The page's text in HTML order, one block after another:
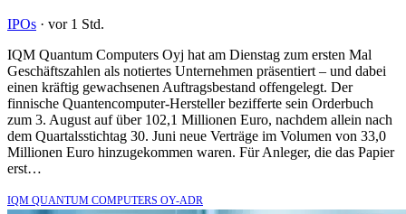
IPOs · vor 1 Std.
IQM Quantum Computers Oyj hat am Dienstag zum ersten Mal
Geschäftszahlen als notiertes Unternehmen präsentiert – und dabei
einen kräftig gewachsenen Auftragsbestand offengelegt. Der
finnische Quantencomputer-Hersteller bezifferte sein Orderbuch
zum 3. August auf über 102,1 Millionen Euro, nachdem allein nach
dem Quartalsstichtag 30. Juni neue Verträge im Volumen von 33,0
Millionen Euro hinzugekommen waren. Für Anleger, die das Papier
erst…
IQM QUANTUM COMPUTERS OY-ADR